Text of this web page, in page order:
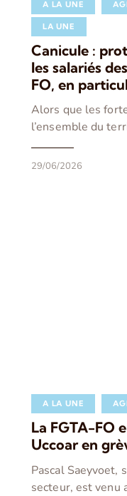
A LA UNE
LA UNE
Canicule :
les salariés
FO, en
Alors que les
l’ensemble du
29/06/2026
A LA UNE
La FGTA-FO
Uccoar en
Pascal Saeyvoet,
secteur, est venu